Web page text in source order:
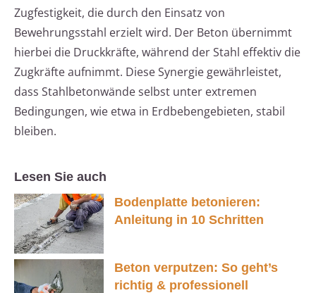
Zugfestigkeit, die durch den Einsatz von
Bewehrungsstahl erzielt wird. Der Beton übernimmt
hierbei die Druckkräfte, während der Stahl effektiv die
Zugkräfte aufnimmt. Diese Synergie gewährleistet,
dass Stahlbetonwände selbst unter extremen
Bedingungen, wie etwa in Erdbebengebieten, stabil
bleiben.
Lesen Sie auch
Bodenplatte betonieren:
Anleitung in 10 Schritten
Beton verputzen: So geht’s
richtig & professionell